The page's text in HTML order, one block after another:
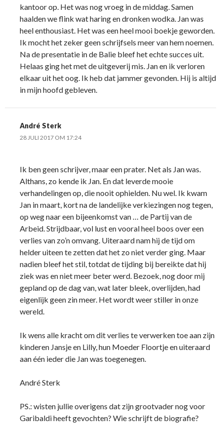
kantoor op. Het was nog vroeg in de middag. Samen
haalden we flink wat haring en dronken wodka. Jan was
heel enthousiast. Het was een heel mooi boekje geworden.
Ik mocht het zeker geen schrijfsels meer van hem noemen.
Na de presentatie in de Balie bleef het echte succes uit.
Helaas ging het met de uitgeverij mis. Jan en ik verloren
elkaar uit het oog. Ik heb dat jammer gevonden. Hij is altijd
in mijn hoofd gebleven.
André Sterk
28 JULI 2017 OM 17:24
Ik ben geen schrijver, maar een prater. Net als Jan was.
Althans, zo kende ik Jan. En dat leverde mooie
verhandelingen op, die nooit ophielden. Nu wel. Ik kwam
Jan in maart, kort na de landelijke verkiezingen nog tegen,
op weg naar een bijeenkomst van … de Partij van de
Arbeid. Strijdbaar, vol lust en vooral heel boos over een
verlies van zo’n omvang. Uiteraard nam hij de tijd om
helder uiteen te zetten dat het zo niet verder ging. Maar
nadien bleef het stil, totdat de tijding bij bereikte dat hij
ziek was en niet meer beter werd. Bezoek, nog door mij
gepland op de dag van, wat later bleek, overlijden, had
eigenlijk geen zin meer. Het wordt weer stiller in onze
wereld.
Ik wens alle kracht om dit verlies te verwerken toe aan zijn
kinderen Jansje en Lilly, hun Moeder Floortje en uiteraard
aan één ieder die Jan was toegenegen.
André Sterk
PS.: wisten jullie overigens dat zijn grootvader nog voor
Garibaldi heeft gevochten? Wie schrijft de biografie?